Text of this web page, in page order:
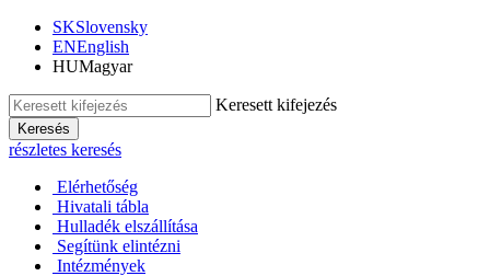
SKSlovensky
ENEnglish
HUMagyar
Keresett kifejezés
Keresés
részletes keresés
Elérhetőség
Hivatali tábla
Hulladék elszállítása
Segítünk elintézni
Intézmények